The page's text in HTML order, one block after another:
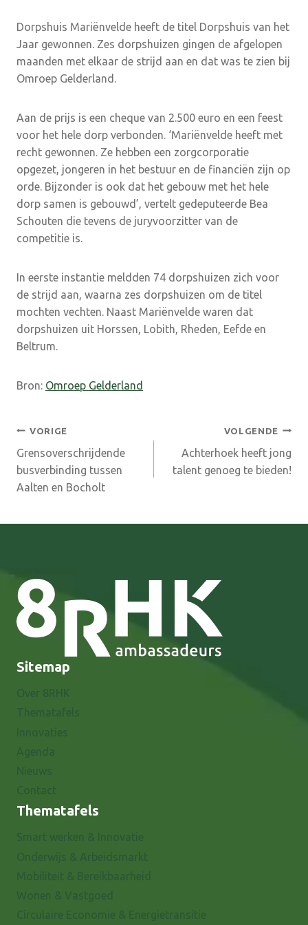
Dorpshuis Mariënvelde heeft de titel Dorpshuis van het
Jaar gewonnen. Zes dorpshuizen gingen de afgelopen
maanden met elkaar de strijd aan en dat was te zien bij
Omroep Gelderland.
Aan de prijs is een cheque van 2.500 euro en een feest
voor het hele dorp verbonden. ‘Mariënvelde heeft met
recht gewonnen. Ze hebben een zorgcorporatie
opgezet, jongeren in het bestuur en de financiën zijn op
orde. Bijzonder is ook dat het gebouw met het hele
dorp samen is gebouwd’, vertelt gedeputeerde Bea
Schouten die tevens de juryvoorzitter van de
competitie is.
In eerste instantie meldden 74 dorpshuizen zich voor
de strijd aan, waarna zes dorpshuizen om de titel
mochten vechten. Naast Mariënvelde waren dat
dorpshuizen uit Horssen, Lobith, Rheden, Eefde en
Beltrum.
Bron: Omroep Gelderland
Bericht
navigatie
VORIGE
Grensoverschrijdende
busverbinding tussen
Aalten en Bocholt
VOLGENDE
Achterhoek heeft jong
talent genoeg te bieden!
Sitemap
Thematafels